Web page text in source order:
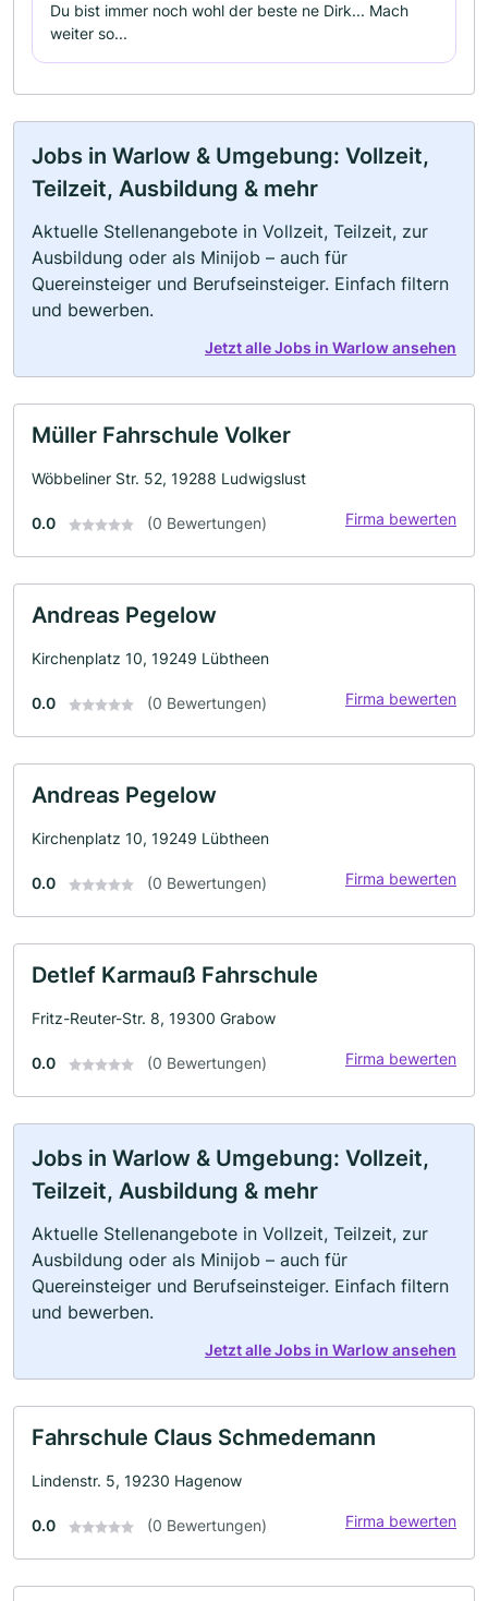
Du bist immer noch wohl der beste ne Dirk... Mach
weiter so...
Jobs in Warlow & Umgebung: Vollzeit,
Teilzeit, Ausbildung & mehr
Aktuelle Stellenangebote in Vollzeit, Teilzeit, zur
Ausbildung oder als Minijob – auch für
Quereinsteiger und Berufseinsteiger. Einfach filtern
und bewerben.
Jetzt alle Jobs in Warlow ansehen
Müller Fahrschule Volker
Wöbbeliner Str. 52, 19288 Ludwigslust
0.0 (0 Bewertungen) Firma bewerten
Andreas Pegelow
Kirchenplatz 10, 19249 Lübtheen
0.0 (0 Bewertungen) Firma bewerten
Andreas Pegelow
Kirchenplatz 10, 19249 Lübtheen
0.0 (0 Bewertungen) Firma bewerten
Detlef Karmauß Fahrschule
Fritz-Reuter-Str. 8, 19300 Grabow
0.0 (0 Bewertungen) Firma bewerten
Jobs in Warlow & Umgebung: Vollzeit,
Teilzeit, Ausbildung & mehr
Aktuelle Stellenangebote in Vollzeit, Teilzeit, zur
Ausbildung oder als Minijob – auch für
Quereinsteiger und Berufseinsteiger. Einfach filtern
und bewerben.
Jetzt alle Jobs in Warlow ansehen
Fahrschule Claus Schmedemann
Lindenstr. 5, 19230 Hagenow
0.0 (0 Bewertungen) Firma bewerten